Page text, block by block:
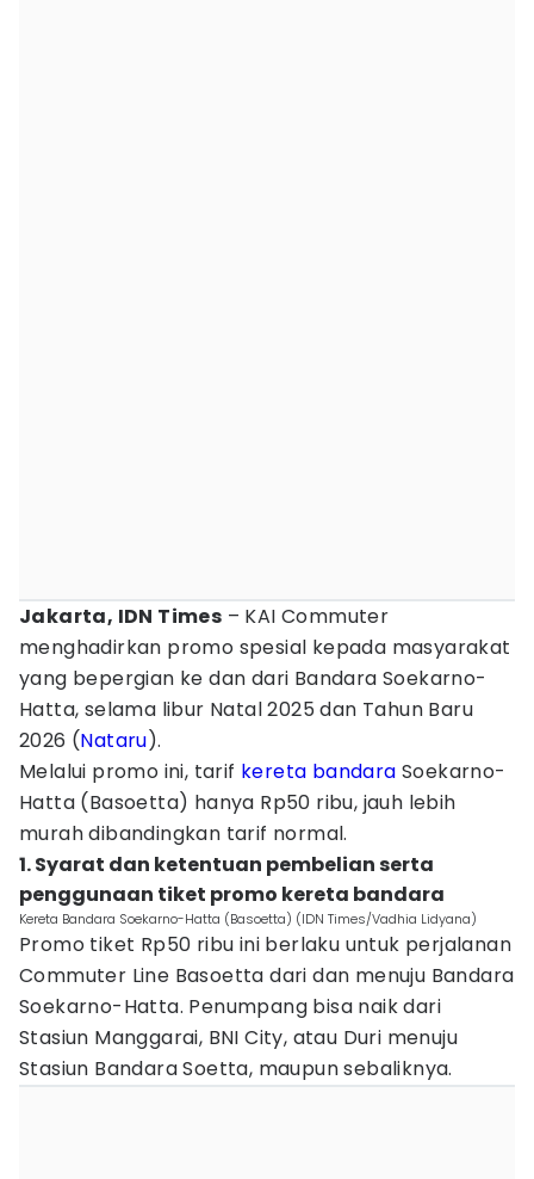
Jakarta, IDN Times – KAI Commuter
menghadirkan promo spesial kepada masyarakat
yang bepergian ke dan dari Bandara Soekarno-
Hatta, selama libur Natal 2025 dan Tahun Baru
2026 (Nataru).
Melalui promo ini, tarif kereta bandara Soekarno-
Hatta (Basoetta) hanya Rp50 ribu, jauh lebih
murah dibandingkan tarif normal.
1. Syarat dan ketentuan pembelian serta
penggunaan tiket promo kereta bandara
Kereta Bandara Soekarno-Hatta (Basoetta) (IDN Times/Vadhia Lidyana)
Promo tiket Rp50 ribu ini berlaku untuk perjalanan
Commuter Line Basoetta dari dan menuju Bandara
Soekarno-Hatta. Penumpang bisa naik dari
Stasiun Manggarai, BNI City, atau Duri menuju
Stasiun Bandara Soetta, maupun sebaliknya.